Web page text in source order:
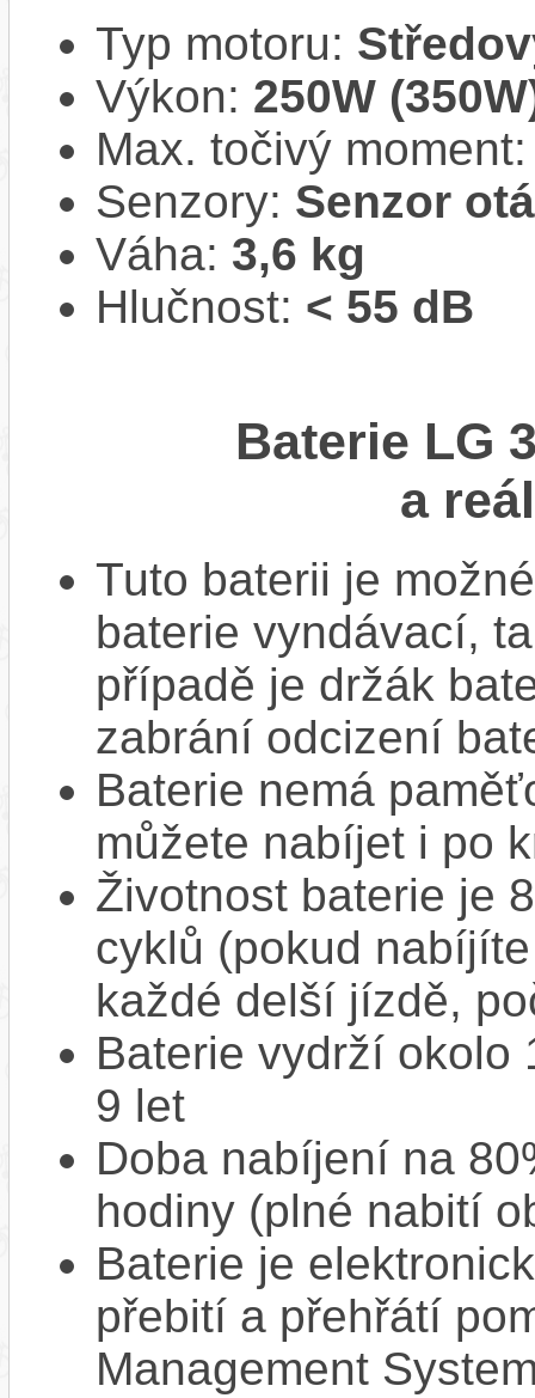
Typ motoru:
Výkon: 250W
Max. točivý
Senzory: Senzor
Váha: 3,6 kg
Hlučnost: < 55 dB
Baterie LG
a
Tuto baterii je
baterie vyndávací,
případě je držák
zabrání odcizení
Baterie nemá
můžete nabíjet i po
Životnost baterie je
cyklů (pokud
každé delší jízdě,
Baterie vydrží okolo
9 let
Doba nabíjení na
hodiny (plné nabití
Baterie je
přebití a přehřátí
Management